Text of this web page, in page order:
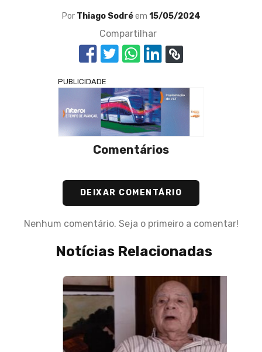
Por Thiago Sodréem 15/05/2024
Compartilhar
PUBLICIDADE
Comentários
DEIXAR COMENTÁRIO
Nenhum comentário. Seja o primeiro a comentar!
Notícias Relacionadas